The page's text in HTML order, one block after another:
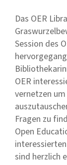
Das OER
Session des
OER
vernetzen
Fragen zu
Open
sind herzlich